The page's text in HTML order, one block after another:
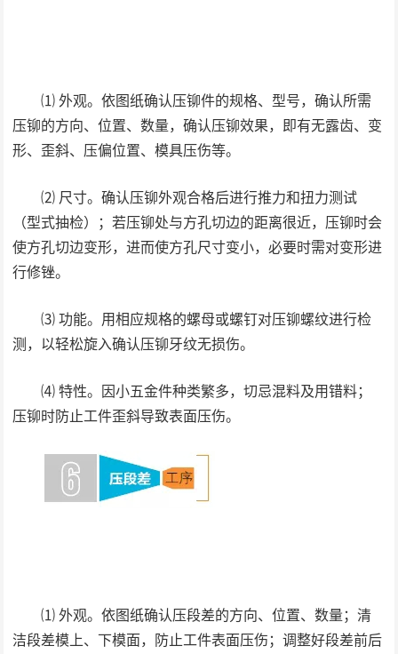
⑴ 外观。依图纸确认压铆件的规格、型号，确认所需
压铆的方向、位置、数量，确认压铆效果，即有无露齿、变
形、歪斜、压偏位置、模具压伤等。
⑵ 尺寸。确认压铆外观合格后进行推力和扭力测试
（型式抽检）；若压铆处与方孔切边的距离很近，压铆时会
使方孔切边变形，进而使方孔尺寸变小，必要时需对变形进
行修锉。
⑶ 功能。用相应规格的螺母或螺钉对压铆螺纹进行检
测，以轻松旋入确认压铆牙纹无损伤。
⑷ 特性。因小五金件种类繁多，切忌混料及用错料；
压铆时防止工件歪斜导致表面压伤。
⑴ 外观。依图纸确认压段差的方向、位置、数量；清
洁段差模上、下模面，防止工件表面压伤；调整好段差前后